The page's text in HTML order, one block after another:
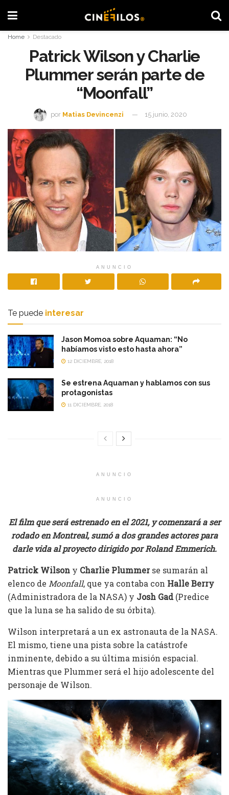
Home Destacado
Patrick Wilson y Charlie
Plummer serán parte de
“Moonfall”
por Matias Devincenzi 15 junio, 2020
ANUNCIO
Te puede interesar
Jason Momoa sobre Aquaman: “No
habíamos visto esto hasta ahora”
12 DICIEMBRE, 2018
Se estrena Aquaman y hablamos con sus
protagonistas
11 DICIEMBRE, 2018
ANUNCIO
ANUNCIO
El film que será estrenado en el 2021, y comenzará a ser
rodado en Montreal, sumó a dos grandes actores para
darle vida al proyecto dirigido por Roland Emmerich.
Patrick Wilson y Charlie Plummerse sumarán al
elenco de Moonfall, que ya contaba con Halle Berry
(Administradora de la NASA) y Josh Gad(Predice
que la luna se ha salido de su órbita).
Wilson interpretará a un ex astronauta de la NASA.
El mismo, tiene una pista sobre la catástrofe
inminente, debido a su última misión espacial.
Mientras que Plummer será el hijo adolescente del
personaje de Wilson.